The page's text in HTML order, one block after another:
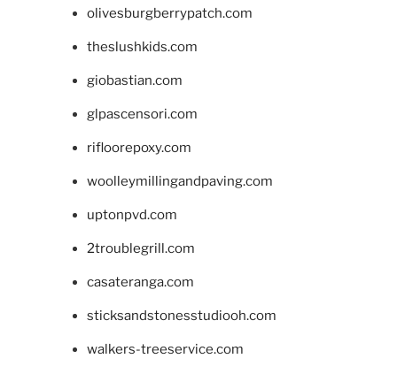
olivesburgberrypatch.com
theslushkids.com
giobastian.com
glpascensori.com
rifloorepoxy.com
woolleymillingandpaving.com
uptonpvd.com
2troublegrill.com
casateranga.com
sticksandstonesstudiooh.com
walkers-treeservice.com